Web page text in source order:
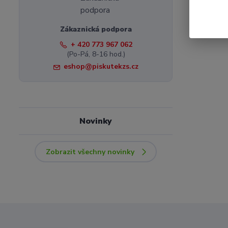
Zákaznická podpora
+ 420 773 967 062
(Po-Pá, 8-16 hod.)
eshop@piskutekzs.cz
Novinky
Zobrazit všechny novinky